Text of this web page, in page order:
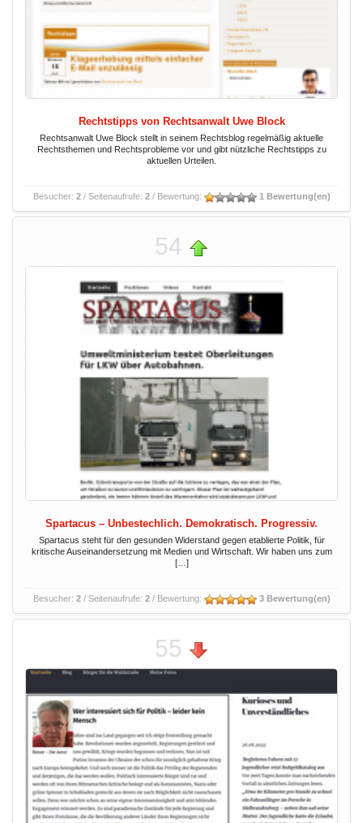
Rechtstipps von Rechtsanwalt Uwe Block
Rechtsanwalt Uwe Block stellt in seinem Rechtsblog regelmäßig aktuelle
Rechtsthemen und Rechtsprobleme vor und gibt nützliche Rechtstipps zu
aktuellen Urteilen.
Besucher: 2/ Seitenaufrufe: 2/ Bewertung: 1 Bewertung(en)
54
Spartacus – Unbestechlich. Demokratisch. Progressiv.
Spartacus steht für den gesunden Widerstand gegen etablierte Politik, für
kritische Auseinandersetzung mit Medien und Wirtschaft. Wir haben uns zum
[…]
Besucher: 2/ Seitenaufrufe: 2/ Bewertung: 3 Bewertung(en)
55